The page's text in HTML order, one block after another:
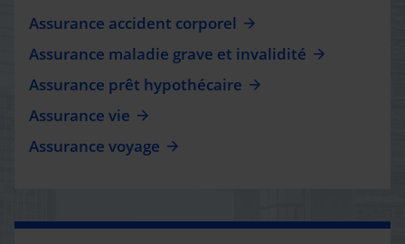
Assurance accident corporel
Assurance maladie grave et invalidité
Assurance prêt hypothécaire
Assurance vie
Assurance voyage